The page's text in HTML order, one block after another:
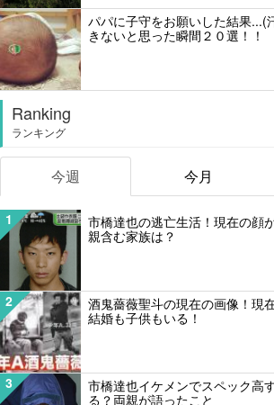
パパに子守をお願いした結果
きないと思った瞬間２０選！！
Ranking
ランキング
今週 今月
1
市橋達也の逃亡生活！現在の顔
親含む家族は？
2
酒鬼薔薇聖斗の現在の画像！現
結婚も子供もいる！
3
市橋達也イケメンでスペック高
る？両親が語ったこと